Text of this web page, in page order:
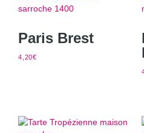
Paris Brest
4,20€